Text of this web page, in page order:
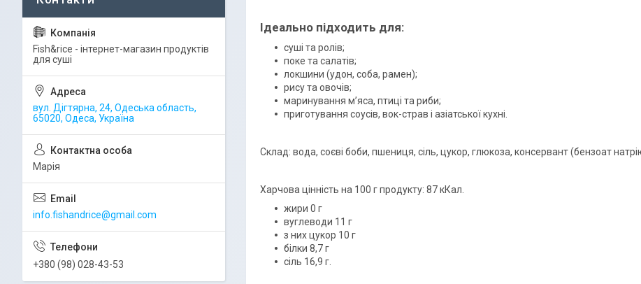
Ідеально підходить для:
суші та ролів;
поке та салатів;
локшини (удон, соба, рамен);
рису та овочів;
маринування м’яса, птиці та риби;
приготування соусів, вок-страв і азіатської кухні.
Склад: вода, соєві боби, пшениця, сіль, цукор, глюкоза, консервант (бензоат
Харчова цінність на 100 г продукту: 87 кКал.
жири 0 г
вуглеводи 11 г
з них цукор 10 г
білки 8,7 г
сіль 16,9 г.
Fish&rice - інтернет-магазин продуктів
для суші
вул. Дігтярна, 24, Одеська область,
65020, Одеса, Україна
Марія
info.fishandrice@gmail.com
+380 (98) 028-43-53